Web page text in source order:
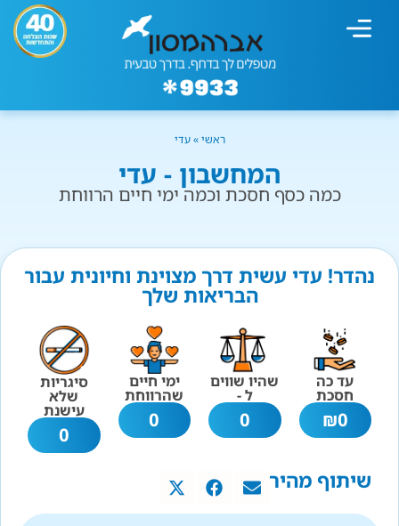
ראשי»עדי
המחשבון - עדי
כמה כסף חסכת וכמה ימי חיים הרווחת
נהדר! עדי עשית דרך מצוינת וחיונית עבור
הבריאות שלך
עד כה
חסכת
0
₪
שהיו שווים
ל -
0
ימי חיים
שהרווחת
0
סיגריות
שלא
עישנת
0
שיתוף מהיר